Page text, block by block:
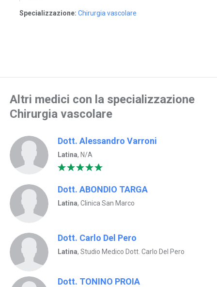
Specializzazione: Chirurgia vascolare
Altri medici con la specializzazione
Chirurgia vascolare
Dott. Alessandro Varroni
Latina, N/A
Dott. ABONDIO TARGA
Latina, Clinica San Marco
Dott. Carlo Del Pero
Latina, Studio Medico Dott. Carlo Del Pero
Dott. TONINO PROIA